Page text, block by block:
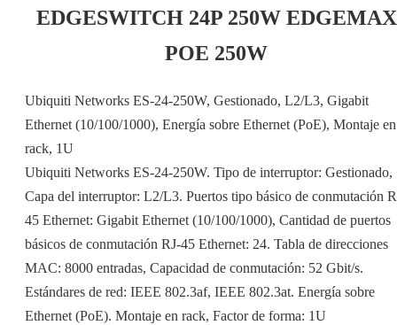
EDGESWITCH 24P 250W EDGEMAX
POE 250W
Ubiquiti Networks ES-24-250W, Gestionado, L2/L3, Gigabit
Ethernet (10/100/1000), Energía sobre Ethernet (PoE), Montaje en
rack, 1U
Ubiquiti Networks ES-24-250W. Tipo de interruptor: Gestionado,
Capa del interruptor: L2/L3. Puertos tipo básico de conmutación
45 Ethernet: Gigabit Ethernet (10/100/1000), Cantidad de puertos
básicos de conmutación RJ-45 Ethernet: 24. Tabla de direcciones
MAC: 8000 entradas, Capacidad de conmutación: 52 Gbit/s.
Estándares de red: IEEE 802.3af, IEEE 802.3at. Energía sobre
Ethernet (PoE). Montaje en rack, Factor de forma: 1U